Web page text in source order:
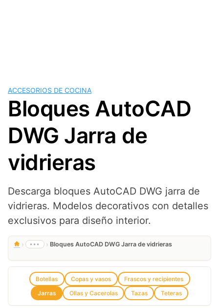
ACCESORIOS DE COCINA
Bloques AutoCAD
DWG Jarra de
vidrieras
Descarga bloques AutoCAD DWG jarra de
vidrieras. Modelos decorativos con detalles
exclusivos para diseño interior.
› ••• › Bloques AutoCAD DWG Jarra de vidrieras
Botellas Copas y vasos
Frascos y recipientes
Jarras
Ollas y Cacerolas Tazas Teteras